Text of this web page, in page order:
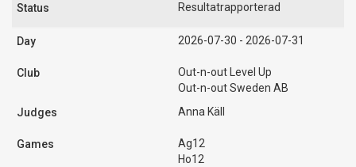
Resultatrapporterad
2026-07-30 - 2026-07-31
Out-n-out Level Up
Out-n-out Sweden AB
Anna Käll
Ag12
Ho12